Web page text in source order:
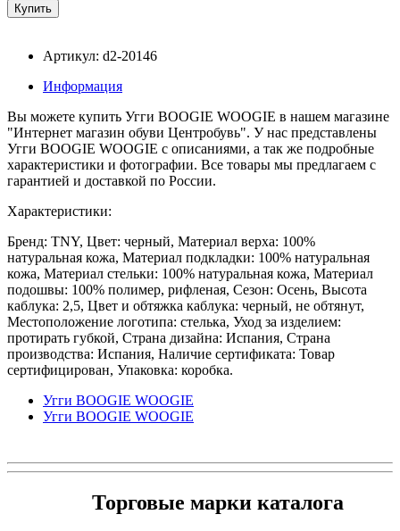
Артикул: d2-20146
Информация
Вы можете купить Угги BOOGIE WOOGIE в нашем магазине
"Интернет магазин обуви Центробувь". У нас представлены
Угги BOOGIE WOOGIE с описаниями, а так же подробные
характеристики и фотографии. Все товары мы предлагаем с
гарантией и доставкой по России.
Характеристики:
Бренд: TNY, Цвет: черный, Материал верха: 100%
натуральная кожа, Материал подкладки: 100% натуральная
кожа, Материал стельки: 100% натуральная кожа, Материал
подошвы: 100% полимер, рифленая, Сезон: Осень, Высота
каблука: 2,5, Цвет и обтяжка каблука: черный, не обтянут,
Местоположение логотипа: стелька, Уход за изделием:
протирать губкой, Страна дизайна: Испания, Страна
производства: Испания, Наличие сертификата: Товар
сертифицирован, Упаковка: коробка.
Угги BOOGIE WOOGIE
Угги BOOGIE WOOGIE
Торговые марки каталога